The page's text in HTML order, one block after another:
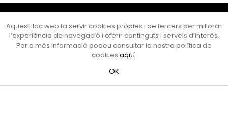
Cultura Mataró
Ajuntament de Mataró
C. de Sant Josep, 9 (Mataró, 08302)
Horari d'obertura: dilluns, dimecres i divendres de 10 a 13 h.
al telèfon al 93 758 23 61
Bústia ciutadana
Aquest lloc web fa servir cookies pròpies i de tercers per millorar
l’experiència de navegació i oferir continguts i serveis d’interès.
Per a més informació podeu consultar la nostra política de
cookies aquí.
OK